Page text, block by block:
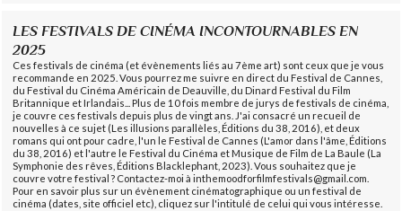
LES FESTIVALS DE CINÉMA INCONTOURNABLES EN
2025
Ces festivals de cinéma (et évènements liés au 7ème art) sont ceux que je vous
recommande en 2025. Vous pourrez me suivre en direct du Festival de Cannes,
du Festival du Cinéma Américain de Deauville, du Dinard Festival du Film
Britannique et Irlandais... Plus de 10 fois membre de jurys de festivals de cinéma,
je couvre ces festivals depuis plus de vingt ans. J'ai consacré un recueil de
nouvelles à ce sujet (Les illusions parallèles, Éditions du 38, 2016), et deux
romans qui ont pour cadre, l'un le Festival de Cannes (L'amor dans l'âme, Éditions
du 38, 2016) et l'autre le Festival du Cinéma et Musique de Film de La Baule (La
Symphonie des rêves, Éditions Blacklephant, 2023). Vous souhaitez que je
couvre votre festival ? Contactez-moi à inthemoodforfilmfestivals@gmail.com.
Pour en savoir plus sur un évènement cinématographique ou un festival de
cinéma (dates, site officiel etc), cliquez sur l'intitulé de celui qui vous intéresse.